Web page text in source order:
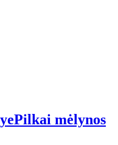
Pilkai mėlynos